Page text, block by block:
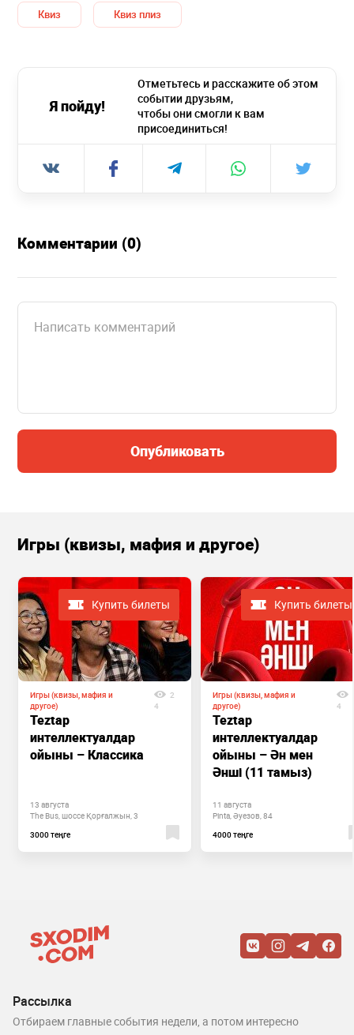
Квиз Квиз плиз
Я пойду!
Отметьтесь и расскажите об этом
событии друзьям,
чтобы они смогли к вам
присоединиться!
Комментарии (0)
Опубликовать
Игры (квизы, мафия и другое)
Купить билеты
Игры (квизы, мафия и
другое)
2
4
Teztap
интеллектуалдар
ойыны – Классика
13 августа
The Bus, шоссе Қорғалжын, 3
3000 теңге
Купить билеты
Игры (квизы, мафия и
другое)
4
Teztap
интеллектуалдар
ойыны – Ән мен
Әнші (11 тамыз)
11 августа
Pinta, Әуезов, 84
4000 теңге
Рассылка
Отбираем главные события недели, а потом интересно